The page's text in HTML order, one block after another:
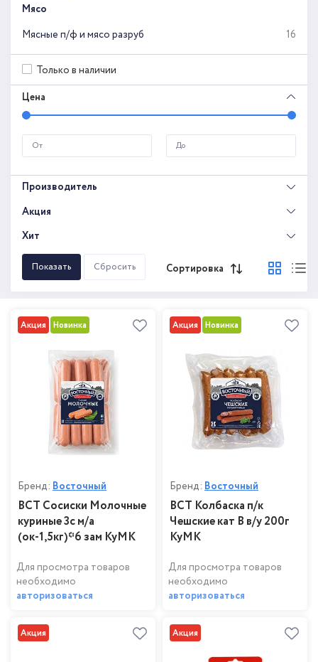
Сортировка
Акция Новинка
Бренд: Восточный
ВСТ Сосиски Молочные
куриные 3с м/а
(ок-1,5кг)*6 зам КуМК
Для просмотра товаров
необходимо
авторизоваться
Акция Новинка
Бренд: Восточный
ВСТ Колбаска п/к
Чешские кат В в/у 200г
КуМК
Для просмотра товаров
необходимо
авторизоваться
Акция Акция
Мясо
Мясные п/ф и мясо разруб
16
Только в наличии
Цена
Производитель
Акция
Хит